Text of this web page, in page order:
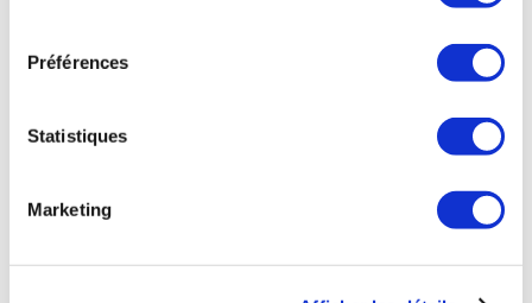
Préférences
Statistiques
Marketing